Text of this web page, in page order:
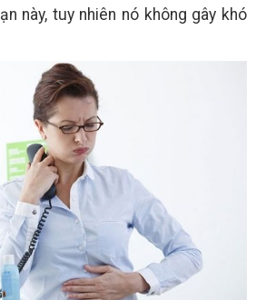
này, tuy nhiên nó không gây khó